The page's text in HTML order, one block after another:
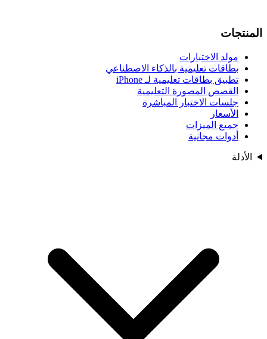
المنتجات
مولد الاختبارات
بطاقات تعليمية بالذكاء الاصطناعي
تطبيق بطاقات تعليمية لـ iPhone
القصص المصورة التعليمية
جلسات الاختبار المباشرة
الأسعار
جميع الميزات
أدوات مجانية
الأدلة